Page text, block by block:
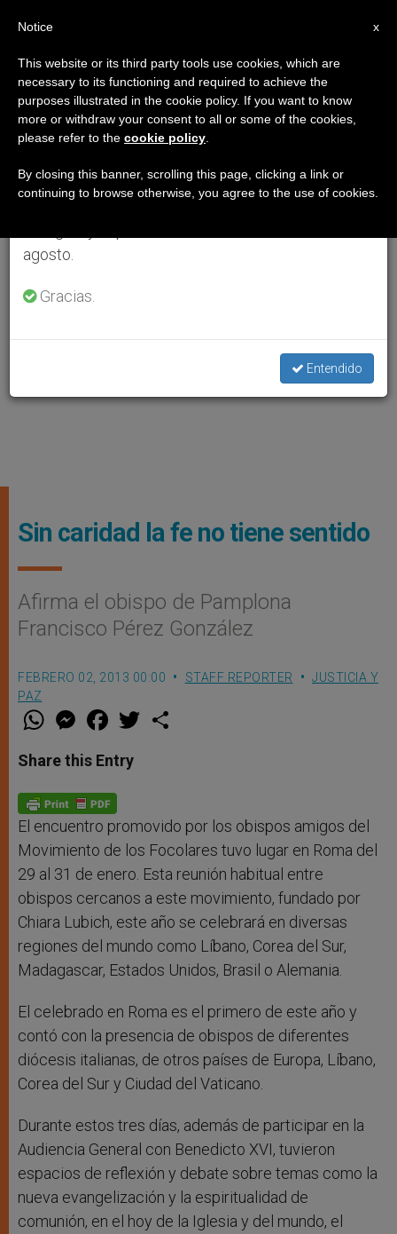
Sin caridad la fe no tiene sentido
Afirma el obispo de Pamplona
Francisco Pérez González
FEBRERO 02, 2013 00:00 STAFF REPORTER
JUSTICIA Y
PAZ
W
t
s
p
p
M
e
s
e
g
e
r
F
a
e
b
o
k
w
Share this Entry
El encuentro promovido por los obispos amigos del
Movimiento de los Focolares tuvo lugar en Roma del
29 al 31 de enero. Esta reunión habitual entre
obispos cercanos a este movimiento, fundado por
Chiara Lubich, este año se celebrará en diversas
regiones del mundo como Líbano, Corea del Sur,
Madagascar, Estados Unidos, Brasil o Alemania.
El celebrado en Roma es el primero de este año y
contó con la presencia de obispos de diferentes
diócesis italianas, de otros países de Europa, Líbano,
Corea del Sur y Ciudad del Vaticano.
Durante estos tres días, además de participar en la
Audiencia General con Benedicto XVI, tuvieron
espacios de reflexión y debate sobre temas como la
nueva evangelización y la espiritualidad de
comunión, en el hoy de la Iglesia y del mundo, el
×
Aviso importante
Del 27 de julio al 7 de agosto haremos la pausa
anual, aprovechando que en el periodo de verano
se generan menos informaciones y también el
agosto.
Gracias.
Entendido
x
Notice
This website or its third party tools use cookies, which are
necessary to its functioning and required to achieve the
purposes illustrated in the cookie policy. If you want to know
more or withdraw your consent to all or some of the cookies,
please refer to the cookie policy
By closing this banner, scrolling this page, clicking a link or
continuing to browse otherwise, you agree to the use of cookies.